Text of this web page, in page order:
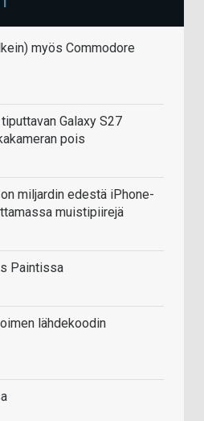
myös Commodore
Galaxy S27
pois
miljardin edestä iPhone-
muistipiirejä
Paintissa
lähdekoodin